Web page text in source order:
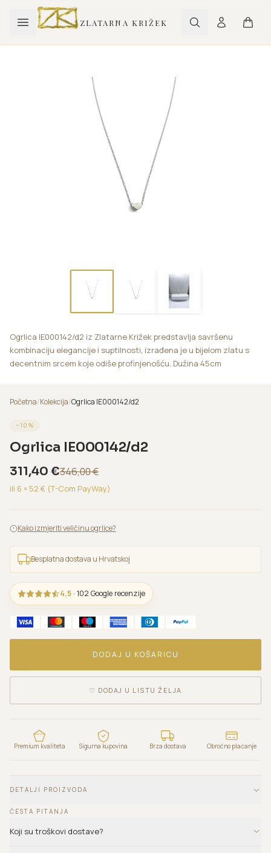
ZLATARNA KRIŽEK
Ogrlica IE000142/d2 iz Zlatarne Križek predstavlja savršenu
kombinaciju elegancije i suptilnosti, izrađena je u bijelom zlatu s
decentnim srcem koje odiše profinjenošću. Dužina 45cm
Početna/Kolekcija/Ogrlica IE000142/d2
− 10 %
Ogrlica IE000142/d2
311,40 €346,00€
ili 6 × 52 € (T-Com PayWay)
Kako izmjeriti veličinu ogrlice?
Besplatna dostava u Hrvatskoj
4,5 · 102 Google recenzije
DODAJ U KOŠARICU
♡ DODAJ U LISTU ŽELJA
Premium kvaliteta Sigurna kupovina Brza dostava Obročno plaćanje
DETALJI PROIZVODA
ČESTA PITANJA
Koji su troškovi dostave?